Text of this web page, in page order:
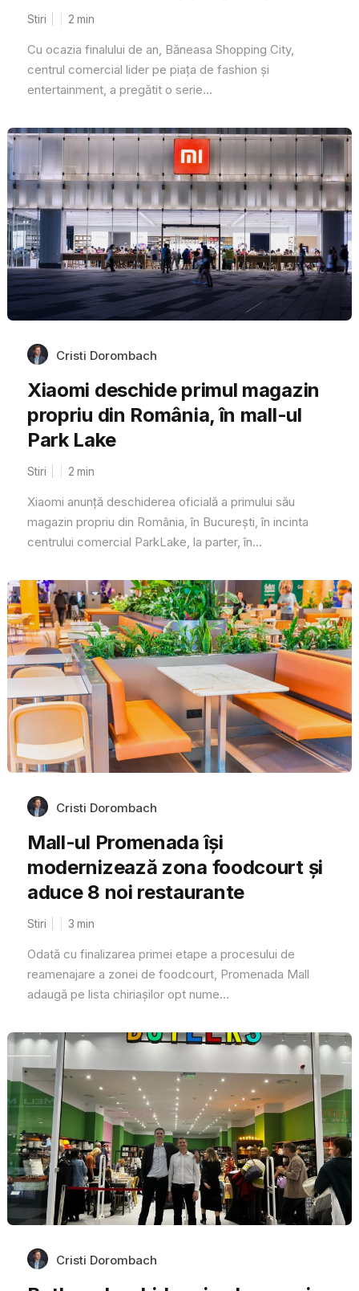
Stiri 2 min
Cu ocazia finalului de an, Băneasa Shopping City,
centrul comercial lider pe piața de fashion și
entertainment, a pregătit o serie...
Cristi Dorombach
Xiaomi deschide primul magazin
propriu din România, în mall-ul
Park Lake
Stiri 2 min
Xiaomi anunță deschiderea oficială a primului său
magazin propriu din România, în București, în incinta
centrului comercial ParkLake, la parter, în...
Cristi Dorombach
Mall-ul Promenada își
modernizează zona foodcourt și
aduce 8 noi restaurante
Stiri 3 min
Odată cu finalizarea primei etape a procesului de
reamenajare a zonei de foodcourt, Promenada Mall
adaugă pe lista chiriașilor opt nume...
Cristi Dorombach